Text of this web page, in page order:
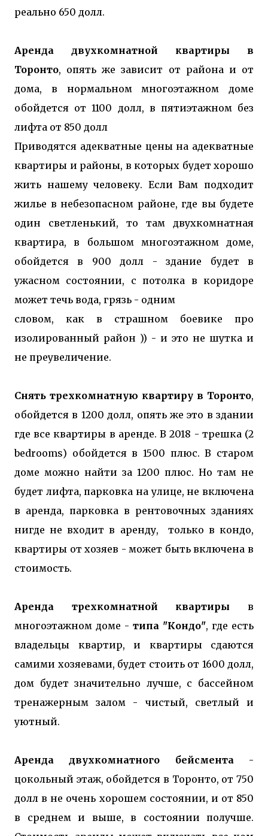
реально 650 долл.
Аренда двухкомнатной квартиры в
Торонто, опять же зависит от района и от
дома, в нормальном многоэтажном доме
обойдется от 1100 долл, в пятиэтажном без
лифта от 850 долл
Приводятся адекватные цены на адекватные
квартиры и районы, в которых будет хорошо
жить нашему человеку. Если Вам подходит
жилье в небезопасном районе, где вы будете
один светленький, то там двухкомнатная
квартира, в большом многоэтажном доме,
обойдется в 900 долл - здание будет в
ужасном состоянии, с потолка в коридоре
может течь вода, грязь - одним
словом, как в страшном боевике про
изолированный район )) - и это не шутка и
не преувеличение.
Снять трехкомнатную квартиру в Торонто,
обойдется в 1200 долл, опять же это в здании
где все квартиры в аренде. В 2018 - трешка (2
bedrooms) обойдется в 1500 плюс. В старом
доме можно найти за 1200 плюс. Но там не
будет лифта, парковка на улице, не включена
в аренда, парковка в рентовочных зданиях
нигде не входит в аренду, только в кондо,
квартиры от хозяев - может быть включена в
стоимость.
Аренда трехкомнатной квартиры в
многоэтажном доме - типа "Кондо", где есть
владельцы квартир, и квартиры сдаются
самими хозяевами, будет стоить от 1600 долл,
дом будет значительно лучше, с бассейном
тренажерным залом - чистый, светлый и
уютный.
Аренда двухкомнатного бейсмента-
цокольный этаж, обойдется в Торонто, от 750
долл в не очень хорошем состоянии, и от 850
в среднем и выше, в состоянии получше.